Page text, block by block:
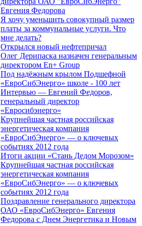
Евгения Федорова
Я хочу уменьшить совокупный размер
платы за коммунальные услуги. Что
мне делать?
Открылся новый нефтепричал
Олег Дерипаска назначен генеральным
директором En+ Group
Под надёжным крылом Подшефной
«ЕвроСибЭнерго» школе - 100 лет
Интервью — Евгений Федоров,
генеральный директор
«Евросибэнерго»
Крупнейшая частная российская
энергетическая компания
«ЕвроСибЭнерго» — о ключевых
событиях 2012 года
Итоги акции «Стань Дедом Морозом»
Крупнейшая частная российская
энергетическая компания
«ЕвроСибЭнерго» — о ключевых
событиях 2012 года
Поздравление генерального директора
ОАО «ЕвроСибЭнерго» Евгения
Федорова с Днем Энергетика и Новым